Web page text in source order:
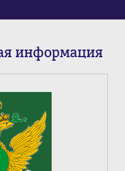
информация